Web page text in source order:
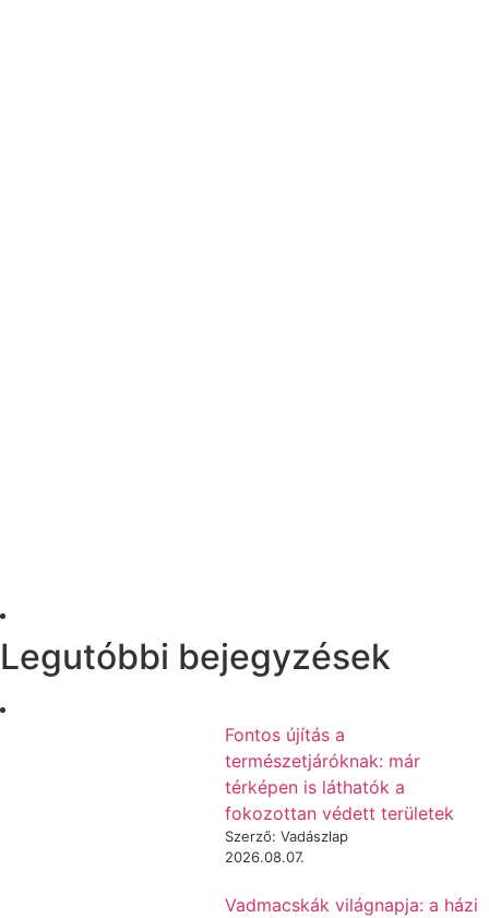
Legutóbbi bejegyzések
Fontos újítás a
természetjáróknak: már
térképen is láthatók a
fokozottan védett területek
Szerző: Vadászlap
2026.08.07.
Vadmacskák világnapja: a házi